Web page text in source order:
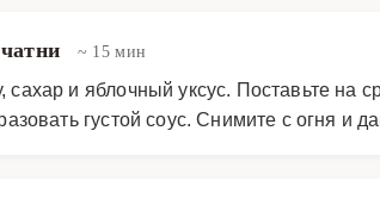
~ 15 мин
и яблочный уксус. Поставьте на
густой соус. Снимите с огня и